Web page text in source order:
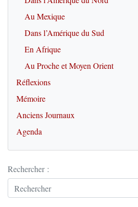
Au Mexique
Dans l’Amérique du Sud
En Afrique
Au Proche et Moyen Orient
Réflexions
Mémoire
Anciens Journaux
Agenda
Rechercher :